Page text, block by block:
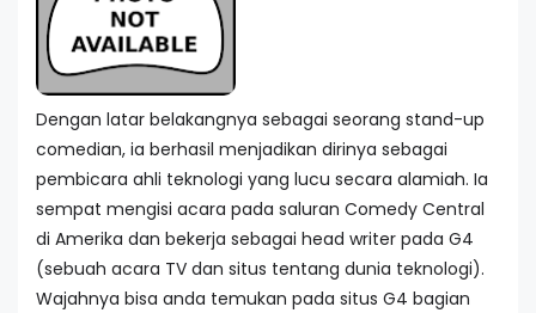
Dengan latar belakangnya sebagai seorang stand-up
comedian, ia berhasil menjadikan dirinya sebagai
pembicara ahli teknologi yang lucu secara alamiah. Ia
sempat mengisi acara pada saluran Comedy Central
di Amerika dan bekerja sebagai head writer pada G4
(sebuah acara TV dan situs tentang dunia teknologi).
Wajahnya bisa anda temukan pada situs G4 bagian